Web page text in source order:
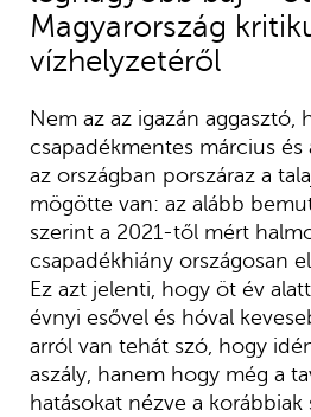
Magyarország
vízhelyzetéről
Nem az az igazán aggasztó,
csapadékmentes március és
az országban porszáraz a
mögötte van: az alább
szerint a 2021-től mért
csapadékhiány országosan
Ez azt jelenti, hogy öt év
évnyi esővel és hóval
arról van tehát szó, hogy
aszály, hanem hogy még a
hatásokat nézve a korábbiak